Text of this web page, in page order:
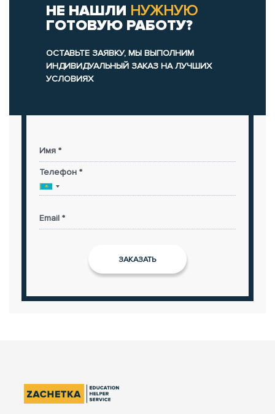
НЕ НАШЛИ НУЖНУЮ
ГОТОВУЮ РАБОТУ?
ОСТАВЬТЕ ЗАЯВКУ, МЫ ВЫПОЛНИМ
ИНДИВИДУАЛЬНЫЙ ЗАКАЗ НА ЛУЧШИХ
УСЛОВИЯХ
Имя *
Телефон *
Email *